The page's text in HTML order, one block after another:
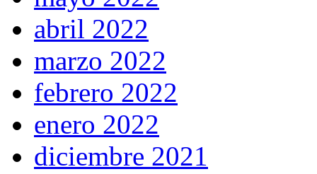
abril 2022
marzo 2022
febrero 2022
enero 2022
diciembre 2021